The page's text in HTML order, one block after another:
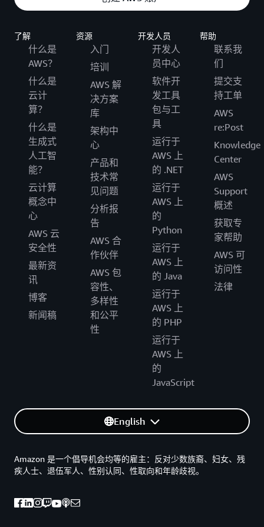
了解
什么是
AWS？
什么是
云计
算？
什么是
生成式
人工智
能？
云计算
概念中
心
AWS 云
安全性
最新资
讯
博客
新闻稿
资源
入门
培训
AWS 解
决方案
库
架构中
心
产品和
技术常
见问题
分析报
告
AWS 合
作伙伴
AWS 包
容性、
多样性
和公平
性
开发人员
开发人
员中心
软件开
发工具
包与工
具
运行于
AWS 上
的 .NET
运行于
AWS 上
的
Python
运行于
AWS 上
的 Java
运行于
AWS 上
的 PHP
运行于
AWS 上
的
JavaScript
帮助
联系我
们
提交支
持工单
AWS
re:Post
Knowledge
Center
AWS
Support
概述
获取专
家帮助
AWS 可
访问性
法律
English
Amazon 是一个倡导机会均等的雇主：反对少数族裔、妇女、残
疾人士、退伍军人、性别认同、性取向和年龄歧视。